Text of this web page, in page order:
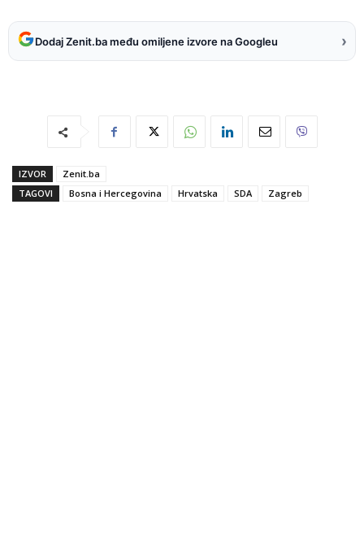
Dodaj Zenit.ba među omiljene izvore na Googleu ›
IZVOR
Zenit.ba
TAGOVI
Bosna i Hercegovina Hrvatska SDA Zagreb